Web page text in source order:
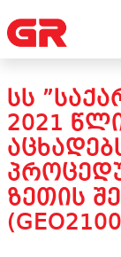
ᲡᲡ
2021
ᲖᲔᲗᲘᲡ